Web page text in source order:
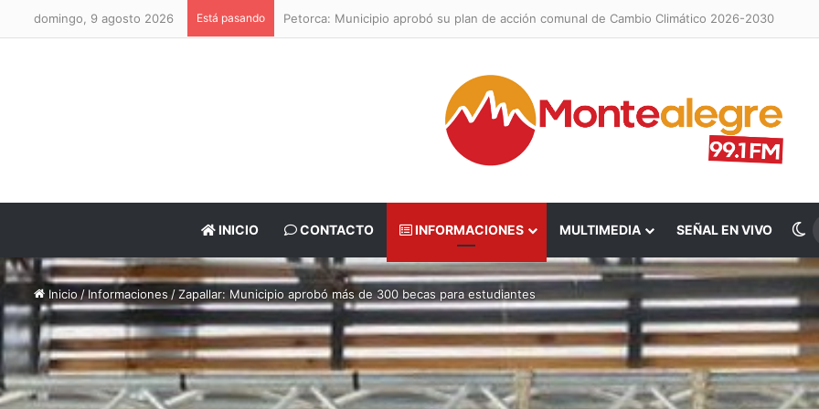
domingo, 9 agosto 2026 Está pasando Petorca: Municipio aprobó su plan de acción comunal de Cambio Climático 2026-2030
INICIO CONTACTO INFORMACIONES MULTIMEDIA SEÑAL EN VIVO
Inicio /Informaciones /Zapallar: Municipio aprobó más de 300 becas para estudiantes